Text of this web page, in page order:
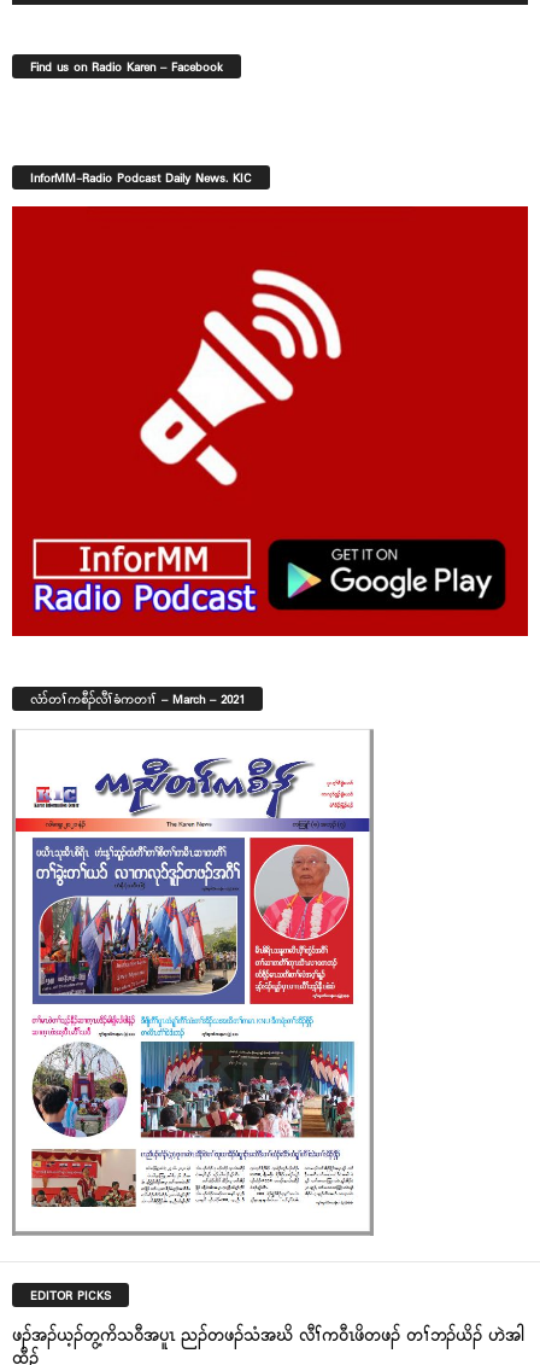
Find us on Radio Karen – Facebook
InforMM-Radio Podcast Daily News. KIC
လံာ်တၢ်ကစီၣ်လီၢ်ခံကတၢၢ် – March – 2021
EDITOR PICKS
ဖၣ်အၣ်ယ့ၣ်တွ့ကိသ၀ီအပူၤ ညၣ်တဖၣ်သံအဃိ လီၢ်က၀ီၤဖိတဖၣ် တၢ်ဘၣ်ယိၣ် ဟဲအါ
ထီၣ်